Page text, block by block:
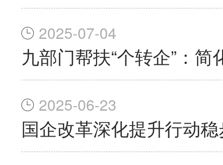
2025-07-04
九部门帮扶“个转企”：
2025-06-23
国企改革深化提升行动